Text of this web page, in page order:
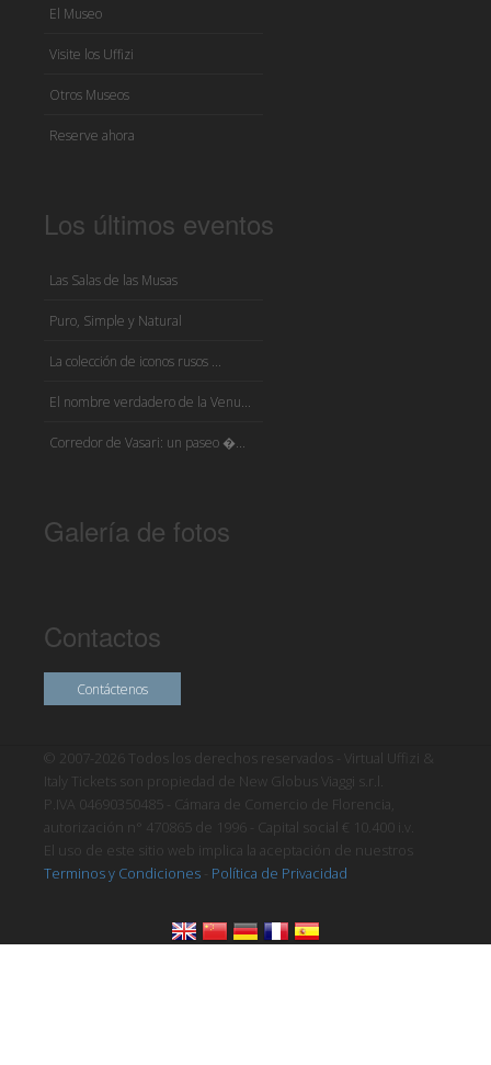
El Museo
Visite los Uffizi
Otros Museos
Reserve ahora
Los últimos eventos
Las Salas de las Musas
Puro, Simple y Natural
La colección de iconos rusos ...
El nombre verdadero de la Venu...
Corredor de Vasari: un paseo �...
Galería de fotos
Contactos
Contáctenos
© 2007-2026 Todos los derechos reservados - Virtual Uffizi &
Italy Tickets son propiedad de New Globus Viaggi s.r.l.
P.IVA 04690350485 - Cámara de Comercio de Florencia,
autorización n° 470865 de 1996 - Capital social € 10.400 i.v.
El uso de este sitio web implica la aceptación de nuestros
Terminos y Condiciones
Política de Privacidad